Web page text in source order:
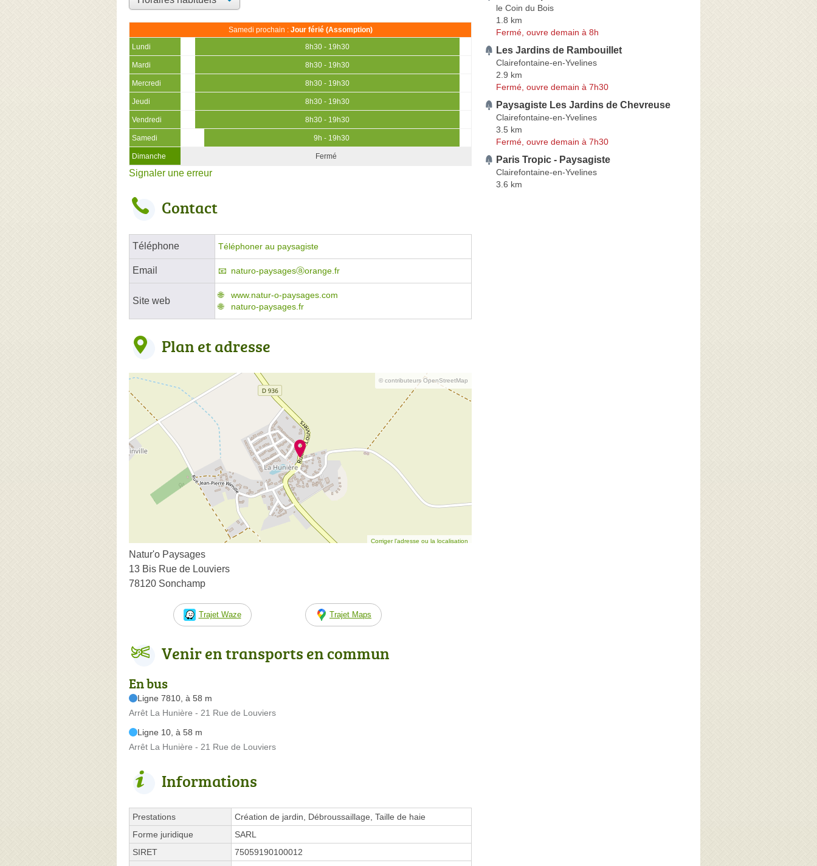
Samedi prochain : Jour férié (Assomption)
Lundi 8h30 - 19h30
Mardi 8h30 - 19h30
Mercredi 8h30 - 19h30
Jeudi 8h30 - 19h30
Vendredi 8h30 - 19h30
Samedi 9h - 19h30
Dimanche Fermé
Signaler une erreur
Contact
Téléphone Téléphoner au paysagiste
Email naturo-paysagesⓐorange.fr
Site web
www.natur-o-paysages.com
naturo-paysages.fr
Plan et adresse
© contributeurs OpenStreetMap
Corriger l’adresse ou la localisation
Natur'o Paysages
13 Bis Rue de Louviers
78120 Sonchamp
Trajet Waze Trajet Maps
Venir en transports en commun
En bus
Ligne 7810, à 58 m
Arrêt La Hunière - 21 Rue de Louviers
Ligne 10, à 58 m
Arrêt La Hunière - 21 Rue de Louviers
Informations
Prestations
Création de jardin, Débroussaillage, Taille de haie
Forme juridique
SARL
SIRET
75059190100012
le Coin du Bois
1.8 km
Fermé, ouvre demain à 8h
Les Jardins de Rambouillet
Clairefontaine-en-Yvelines
2.9 km
Fermé, ouvre demain à 7h30
Paysagiste Les Jardins de Chevreuse
Clairefontaine-en-Yvelines
3.5 km
Fermé, ouvre demain à 7h30
Paris Tropic - Paysagiste
Clairefontaine-en-Yvelines
3.6 km